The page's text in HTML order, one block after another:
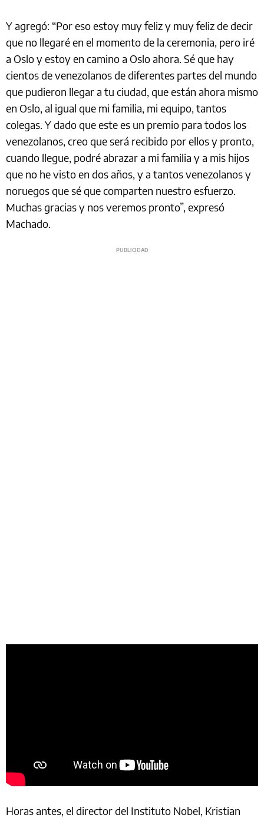
Y agregó: “Por eso estoy muy feliz y muy feliz de decir
que no llegaré en el momento de la ceremonia, pero iré
a Oslo y estoy en camino a Oslo ahora. Sé que hay
cientos de venezolanos de diferentes partes del mundo
que pudieron llegar a tu ciudad, que están ahora mismo
en Oslo, al igual que mi familia, mi equipo, tantos
colegas. Y dado que este es un premio para todos los
venezolanos, creo que será recibido por ellos y pronto,
cuando llegue, podré abrazar a mi familia y a mis hijos
que no he visto en dos años, y a tantos venezolanos y
noruegos que sé que comparten nuestro esfuerzo.
Muchas gracias y nos veremos pronto”, expresó
Machado.
Horas antes, el director del Instituto Nobel, Kristian